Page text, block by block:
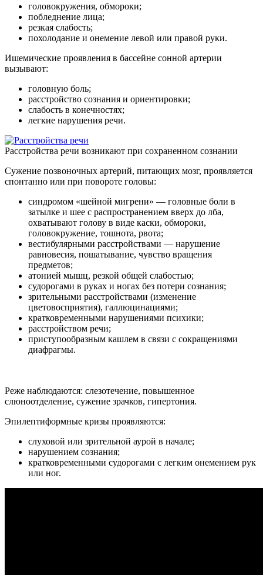
головокружения, обмороки;
побледнение лица;
резкая слабость;
похолодание и онемение левой или правой руки.
Ишемические проявления в бассейне сонной артерии
вызывают:
головную боль;
расстройство сознания и ориентировки;
слабость в конечностях;
легкие нарушения речи.
Расстройства речи возникают при сохраненном сознании
Сужение позвоночных артерий, питающих мозг, проявляется
спонтанно или при повороте головы:
синдромом «шейной мигрени» — головные боли в
затылке и шее с распространением вверх до лба,
охватывают голову в виде каски, обмороки,
головокружение, тошнота, рвота;
вестибулярными расстройствами — нарушение
равновесия, пошатывание, чувство вращения
предметов;
атонией мышц, резкой общей слабостью;
судорогами в руках и ногах без потери сознания;
зрительными расстройствами (изменение
цветовосприятия), галлюцинациями;
кратковременными нарушениями психики;
расстройством речи;
приступообразным кашлем в связи с сокращениями
диафрагмы.
Реже наблюдаются: слезотечение, повышенное
слюноотделение, сужение зрачков, гипертония.
Эпилептиформные кризы проявляются:
слуховой или зрительной аурой в начале;
нарушением сознания;
кратковременными судорогами с легким онемением рук
или ног.